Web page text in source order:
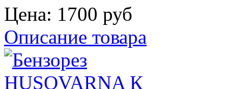
Цена: 1700 руб
Описание товара